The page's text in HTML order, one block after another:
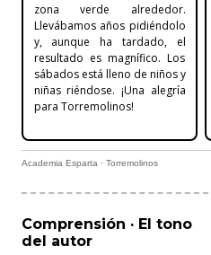
zona verde alrededor.
Llevábamos años pidiéndolo
y, aunque ha tardado, el
resultado es magnífico. Los
sábados está lleno de niños y
niñas riéndose. ¡Una alegría
para Torremolinos!
Academia Esparta · Torremolinos
Comprensión · El tono
del autor